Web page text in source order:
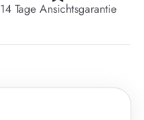
14 Tage Ansichtsgarantie